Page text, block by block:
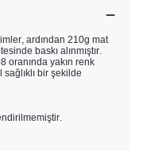
ardından 210g mat
baskı alınmıştır.
oranında yakın renk
bir şekilde